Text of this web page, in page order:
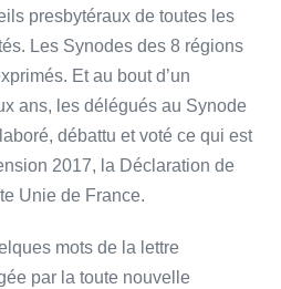
presbytéraux de toutes les
Les Synodes des 8 régions
Et au bout d’un
ans, les délégués au Synode
débattu et voté ce qui est
2017, la Déclaration de
Unie de France.
mots de la lettre
par la toute nouvelle